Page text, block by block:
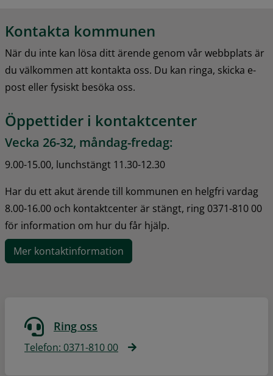
Kontakta kommunen
När du inte kan lösa ditt ärende genom vår webbplats är
du välkommen att kontakta oss. Du kan ringa, skicka e-
post eller fysiskt besöka oss.
Öppettider i kontaktcenter
Vecka 26-32, måndag-fredag:
9.00-15.00, lunchstängt 11.30-12.30
Har du ett akut ärende till kommunen en helgfri vardag
8.00-16.00 och kontaktcenter är stängt, ring 0371-810 00
för information om hur du får hjälp.
Mer kontaktinformation
Ring oss
Telefon: 0371-810 00